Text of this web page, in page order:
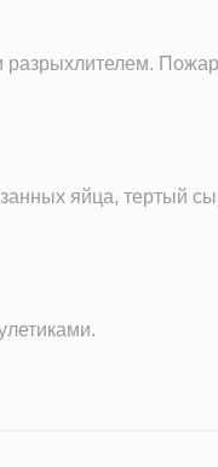
0.1 мг
яйца, тертый